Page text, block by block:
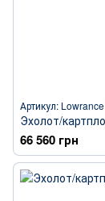
Артикул:
Эхолот/
66 560 грн